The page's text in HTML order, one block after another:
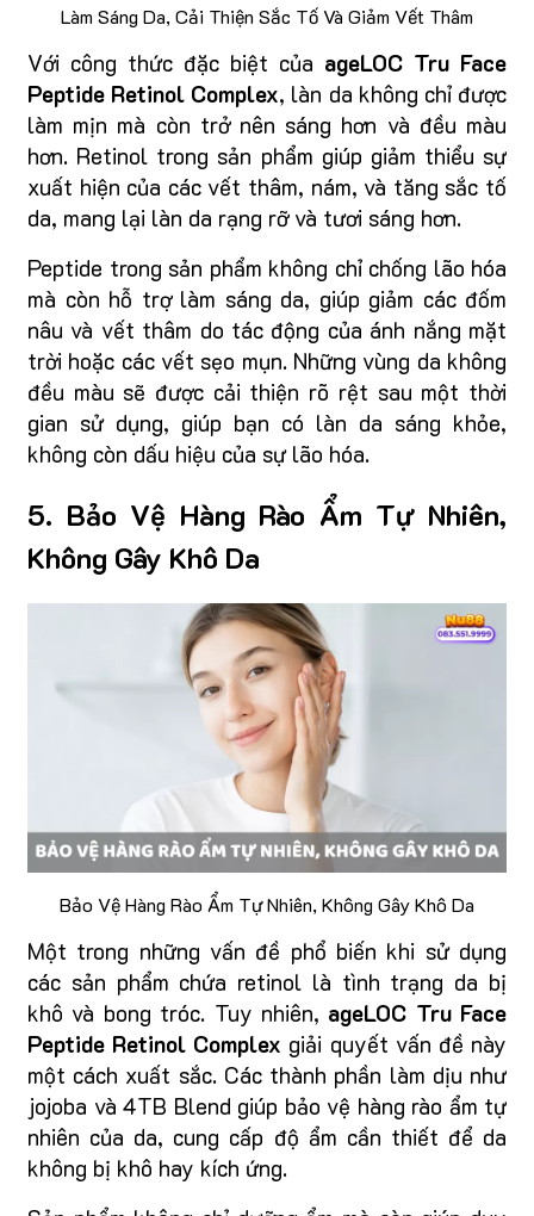
Làm Sáng Da, Cải Thiện Sắc Tố Và Giảm Vết Thâm
Với công thức đặc biệt của ageLOC Tru Face
Peptide Retinol Complex, làn da không chỉ được
làm mịn mà còn trở nên sáng hơn và đều màu
hơn. Retinol trong sản phẩm giúp giảm thiểu sự
xuất hiện của các vết thâm, nám, và tăng sắc tố
da, mang lại làn da rạng rỡ và tươi sáng hơn.
Peptide trong sản phẩm không chỉ chống lão hóa
mà còn hỗ trợ làm sáng da, giúp giảm các đốm
nâu và vết thâm do tác động của ánh nắng mặt
trời hoặc các vết sẹo mụn. Những vùng da không
đều màu sẽ được cải thiện rõ rệt sau một thời
gian sử dụng, giúp bạn có làn da sáng khỏe,
không còn dấu hiệu của sự lão hóa.
5. Bảo Vệ Hàng Rào Ẩm Tự Nhiên,
Không Gây Khô Da
Bảo Vệ Hàng Rào Ẩm Tự Nhiên, Không Gây Khô Da
Một trong những vấn đề phổ biến khi sử dụng
các sản phẩm chứa retinol là tình trạng da bị
khô và bong tróc. Tuy nhiên, ageLOC Tru Face
Peptide Retinol Complex giải quyết vấn đề này
một cách xuất sắc. Các thành phần làm dịu như
jojoba và 4TB Blend giúp bảo vệ hàng rào ẩm tự
nhiên của da, cung cấp độ ẩm cần thiết để da
không bị khô hay kích ứng.